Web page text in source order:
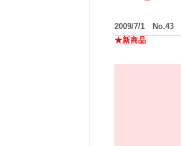
2009/7/1 No.43
★新商品